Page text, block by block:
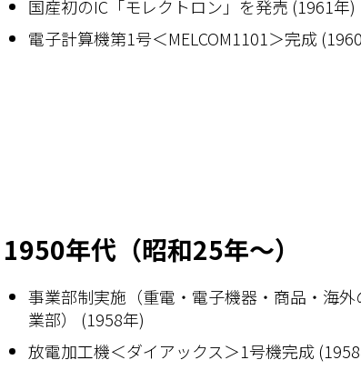
国産初のIC「モレクトロン」を発売 (1961年)
電子計算機第1号＜MELCOM1101＞完成
1950年代（昭和25年～）
事業部制実施（重電・電子機器・商品・海外
業部） (1958年)
放電加工機＜ダイアックス＞1号機完成